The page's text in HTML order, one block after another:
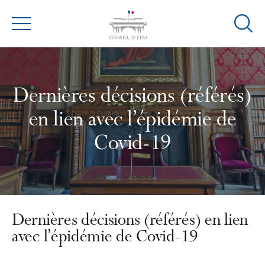
Menu
Ouvrir
de
Dernières décisions (référés)
en lien avec l’épidémie de
Covid-19
Dernières décisions (référés) en lien
avec l’épidémie de Covid-19